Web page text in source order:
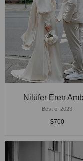
Nilüfer Eren
Best of 2023
$700